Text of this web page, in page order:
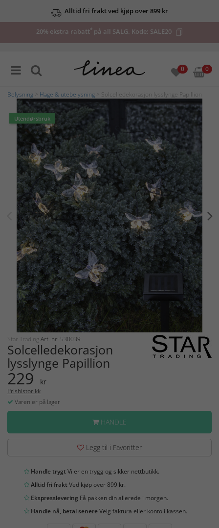
Alltid fri frakt ved kjøp over 899 kr
20% ekstra rabatt* på all SALG. Kode: SALE20
0 0
Belysning Hage & utebelysning > Solcelledekorasjon lysslynge Papillion
Utendørsbruk
Star Trading Art. nr: 530039
Solcelledekorasjon
lysslynge Papillion
229 kr
Prishistorikk
Varen er på lager
HANDLE
Legg til i Favoritter
Handle trygtVi er en trygg og sikker nettbutikk.
Alltid fri fraktVed kjøp over 899 kr.
Ekspresslevering Få pakken din allerede i morgen.
Handle nå, betal senereVelg faktura eller konto i kassen.